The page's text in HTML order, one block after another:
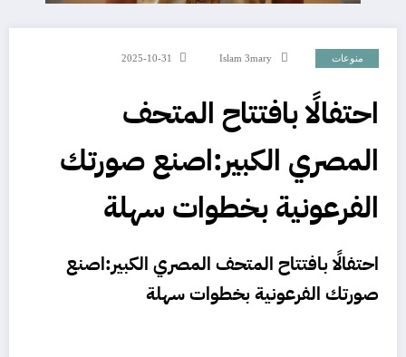
منوعات Islam 3mary
2025-10-31
احتفالًا بافتتاح المتحف
المصري الكبير:اصنع صورتك
الفرعونية بخطوات سهلة
احتفالًا بافتتاح المتحف المصري الكبير:اصنع
صورتك الفرعونية بخطوات سهلة